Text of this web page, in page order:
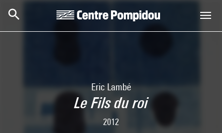
Eric Lambé
Le Fils du roi
2012